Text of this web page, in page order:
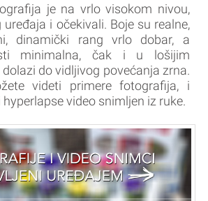
je na vrlo visokom nivou,
i očekivali. Boje su realne,
dinamički rang vrlo dobar, a
minimalna, čak i u lošijim
do vidljivog povećanja zrna.
videti primere fotografija, i
video snimljen iz ruke.